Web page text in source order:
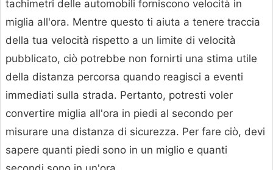
tachimetri delle automobili forniscono velocità in
miglia all'ora. Mentre questo ti aiuta a tenere traccia
della tua velocità rispetto a un limite di velocità
pubblicato, ciò potrebbe non fornirti una stima utile
della distanza percorsa quando reagisci a eventi
immediati sulla strada. Pertanto, potresti voler
convertire miglia all'ora in piedi al secondo per
misurare una distanza di sicurezza. Per fare ciò, devi
sapere quanti piedi sono in un miglio e quanti